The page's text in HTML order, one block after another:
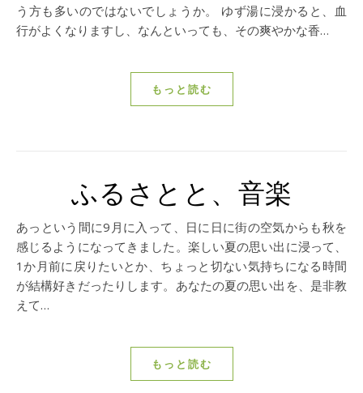
う方も多いのではないでしょうか。 ゆず湯に浸かると、血
行がよくなりますし、なんといっても、その爽やかな香…
もっと読む
ふるさとと、音楽
あっという間に9月に入って、日に日に街の空気からも秋を
感じるようになってきました。楽しい夏の思い出に浸って、
1か月前に戻りたいとか、ちょっと切ない気持ちになる時間
が結構好きだったりします。あなたの夏の思い出を、是非教
えて…
もっと読む